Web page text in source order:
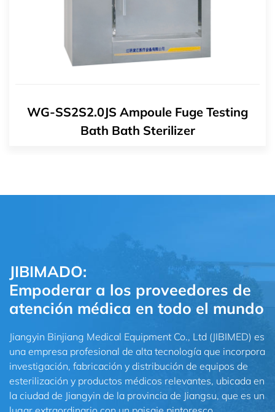
WG-SS2S2.0JS Ampoule Fuge Testing
Bath Bath Sterilizer
JIBIMADO:
Empoderar a los proveedores de
atención médica en todo el mundo
Jiangyin Binjiang Medical Equipment Co., Ltd (JIBIMED) es
una empresa profesional de alta tecnología que incorpora
investigación, fabricación y distribución de equipos de
esterilización y productos médicos relevantes, ubicada en
la ciudad de Jiangyin de la provincia de Jiangsu, que es un